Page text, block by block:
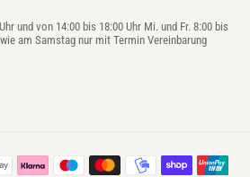
und von 14:00 bis 18:00 Uhr Mi. und Fr. 8:00 bis
am Samstag nur mit Termin Vereinbarung